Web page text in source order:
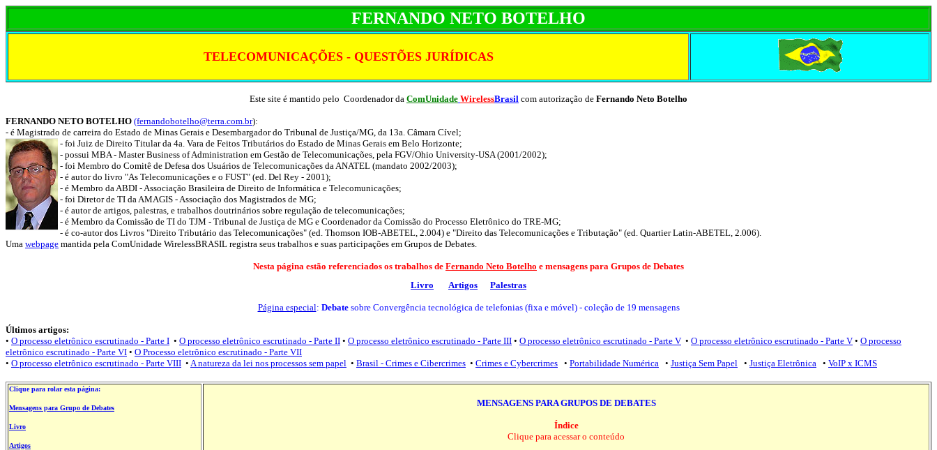
FERNANDO NETO BOTELHO
TELECOMUNICAÇÕES - QUESTÕES JURÍDICAS
Este site é mantido pelo Coordenador da ComUnidade WirelessBrasil com autorização de Fernando Neto Botelho
FERNANDO NETO BOTELHO (fernandobotelho@terra.com.br):
- é Magistrado de carreira do Estado de Minas Gerais e Desembargador do Tribunal de Justiça/MG, da 13a. Câmara Cível;
- foi Juiz de Direito Titular da 4a. Vara de Feitos Tributários do Estado de Minas Gerais em Belo Horizonte;
- possui MBA - Master Business of Administration em Gestão de Telecomunicações, pela FGV/Ohio University-USA (2001/2002);
- foi Membro do Comitê de Defesa dos Usuários de Telecomunicações da ANATEL (mandato 2002/2003);
- é autor do livro "As Telecomunicações e o FUST" (ed. Del Rey - 2001);
- é Membro da ABDI - Associação Brasileira de Direito de Informática e Telecomunicações;
- foi Diretor de TI da AMAGIS - Associação dos Magistrados de MG;
- é autor de artigos, palestras, e trabalhos doutrinários sobre regulação de telecomunicações;
- é Membro da Comissão de TI do TJM - Tribunal de Justiça de MG e Coordenador da Comissão do Processo Eletrônico do TRE-MG;
- é co-autor dos Livros "Direito Tributário das Telecomunicações" (ed. Thomson IOB-ABETEL, 2.004) e "Direito das Telecomunicações e Tributação" (ed. Quartier Latin-ABETEL, 2.006).
Uma webpage mantida pela ComUnidade WirelessBRASIL registra seus trabalhos e suas participações em Grupos de Debates.
Nesta página estão referenciados os trabalhos de Fernando Neto Botelho e mensagens para Grupos de Debates
Livro
Artigos Palestras
Página especial: Debatesobre Convergência tecnológica de telefonias (fixa e móvel) - coleção de 19 mensagens
Últimos artigos:
• O processo eletrônico escrutinado - Parte I • O processo eletrônico escrutinado - Parte II • O processo eletrônico escrutinado - Parte III • O processo eletrônico escrutinado - Parte V • O processo eletrônico escrutinado - Parte V • O processo
eletrônico escrutinado - Parte VI • O Processo eletrônico escrutinado - Parte VII
• O processo eletrônico escrutinado - Parte VIII • A natureza da lei nos processos sem papel • Brasil - Crimes e Cibercrimes • Crimes e Cybercrimes • Portabilidade Numérica • Justiça Sem Papel • Justiça Eletrônica • VoIP x ICMS
Clique para rolar esta página:
Mensagens para Grupo de Debates
Livro
Artigos
MENSAGENS PARA GRUPOS DE DEBATES
Índice
Clique para acessar o conteúdo